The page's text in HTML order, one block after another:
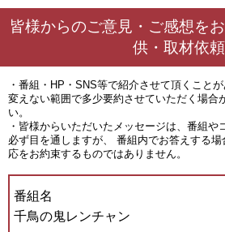
皆様からのご意見・ご感想を
供・取材依
・番組・HP・SNS等で紹介させて頂くこと
変えない範囲で多少要約させていただく場合
い。
・皆様からいただいたメッセージは、番組や
必ず目を通しますが、 番組内でお答えする
応をお約束するものではありません。
番組名
千鳥の鬼レンチャン